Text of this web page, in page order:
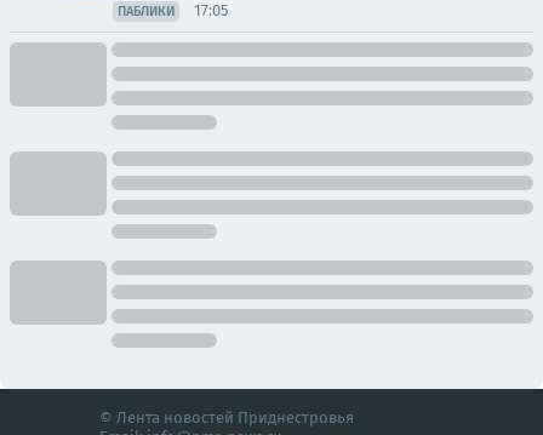
ПАБЛИКИ 17:05
© Лента новостей Приднестровья